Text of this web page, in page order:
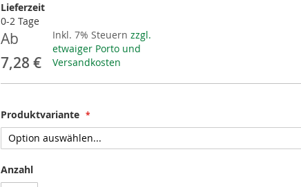
Lieferzeit
0-2 Tage
Ab
7,28 €
Inkl. 7% Steuern zzgl.
etwaiger Porto und
Versandkosten
Produktvariante
Anzahl